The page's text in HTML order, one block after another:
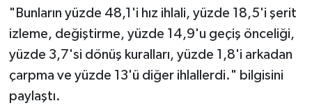
"Bunların yüzde 48,1'i hız ihlali, yüzde 18,5'i şerit
izleme, değiştirme, yüzde 14,9'u geçiş önceliği,
yüzde 3,7'si dönüş kuralları, yüzde 1,8'i arkadan
çarpma ve yüzde 13'ü diğer ihlallerdi." bilgisini
paylaştı.
Yemek